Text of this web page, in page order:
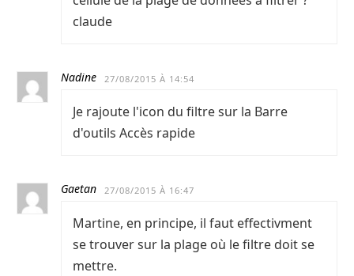
claude
Nadine 27/08/2015 À 14:54
Je rajoute l'icon du filtre sur la Barre
d'outils Accès rapide
Gaetan 27/08/2015 À 16:47
Martine, en principe, il faut effectivment
se trouver sur la plage où le filtre doit se
mettre.